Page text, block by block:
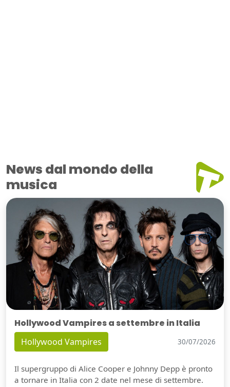
News dal mondo della
musica
Hollywood Vampires a settembre in Italia
Hollywood Vampires 30/07/2026
Il supergruppo di Alice Cooper e Johnny Depp è pronto
a tornare in Italia con 2 date nel mese di settembre.